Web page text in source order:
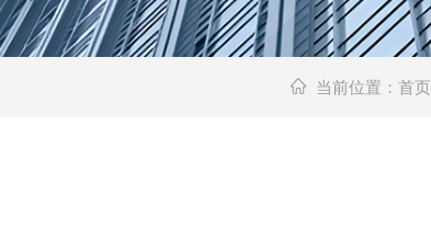
当前位置：首页